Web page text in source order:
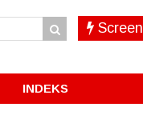
Screen
INDEKS